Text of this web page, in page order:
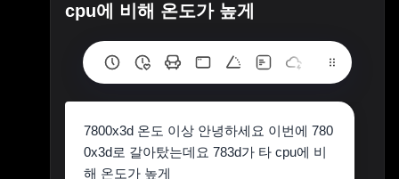
cpu에 비해 온도가 높게
7800x3d 온도 이상 안녕하세요 이번에 780
0x3d로 갈아탔는데요 783d가 타 cpu에 비
해 온도가 높게